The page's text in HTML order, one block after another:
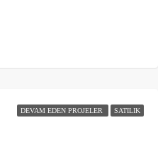
DEVAM EDEN PROJELER SATILIK